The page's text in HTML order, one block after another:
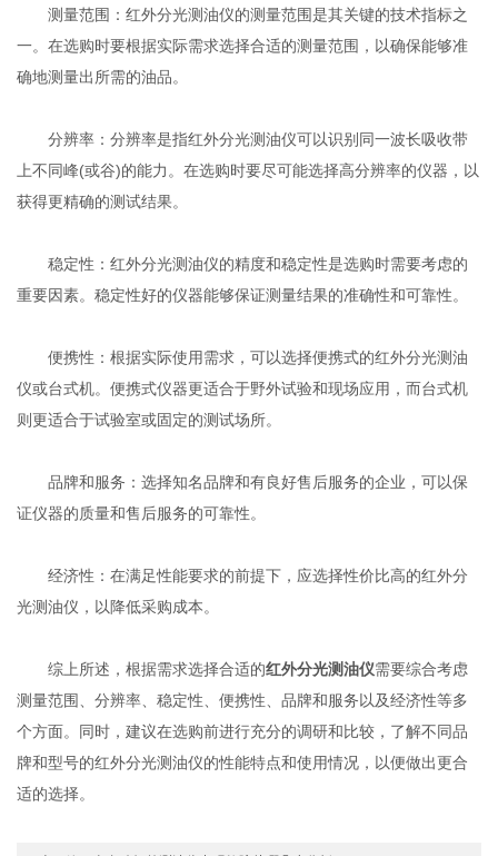
测量范围：红外分光测油仪的测量范围是其关键的技术指标之
一。在选购时要根据实际需求选择合适的测量范围，以确保能够准
确地测量出所需的油品。
分辨率：分辨率是指红外分光测油仪可以识别同一波长吸收带
上不同峰(或谷)的能力。在选购时要尽可能选择高分辨率的仪器，以
获得更精确的测试结果。
稳定性：红外分光测油仪的精度和稳定性是选购时需要考虑的
重要因素。稳定性好的仪器能够保证测量结果的准确性和可靠性。
便携性：根据实际使用需求，可以选择便携式的红外分光测油
仪或台式机。便携式仪器更适合于野外试验和现场应用，而台式机
则更适合于试验室或固定的测试场所。
品牌和服务：选择知名品牌和有良好售后服务的企业，可以保
证仪器的质量和售后服务的可靠性。
经济性：在满足性能要求的前提下，应选择性价比高的红外分
光测油仪，以降低采购成本。
综上所述，根据需求选择合适的红外分光测油仪需要综合考虑
测量范围、分辨率、稳定性、便携性、品牌和服务以及经济性等多
个方面。同时，建议在选购前进行充分的调研和比较，了解不同品
牌和型号的红外分光测油仪的性能特点和使用情况，以便做出更合
适的选择。